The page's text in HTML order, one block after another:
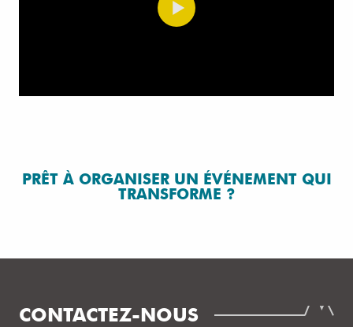
PRÊT À ORGANISER UN ÉVÉNEMENT QUI
TRANSFORME ?
CONTACTEZ-NOUS